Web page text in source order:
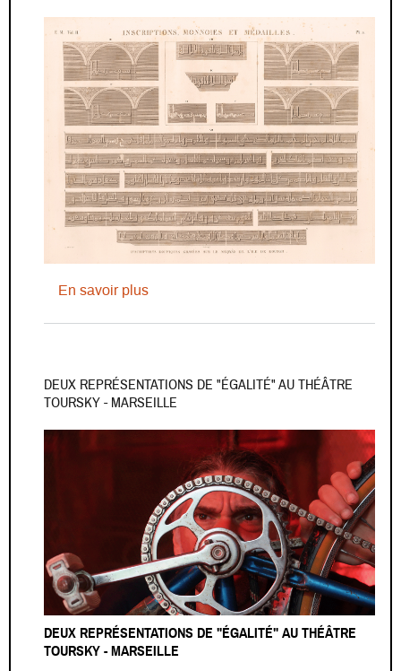
En savoir plussur Exposition - La Description de
DEUX REPRÉSENTATIONS DE "ÉGALITÉ" AU THÉÂTRE
TOURSKY - MARSEILLE
DEUX REPRÉSENTATIONS DE "ÉGALITÉ" AU THÉÂTRE
TOURSKY - MARSEILLE